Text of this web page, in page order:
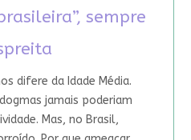
sempre
difere da Idade Média.
jamais poderiam
Mas, no Brasil,